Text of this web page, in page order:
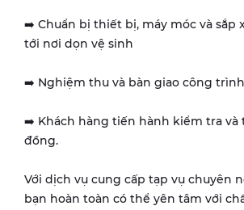
➡️ Chuẩn bị thiết bị, máy móc và sắp
tới nơi dọn vệ sinh
➡️ Nghiệm thu và bàn giao công
➡️ Khách hàng tiến hành kiểm tra và
đồng.
Với dịch vụ cung cấp tạp vụ chuyên
bạn hoàn toàn có thể yên tâm với